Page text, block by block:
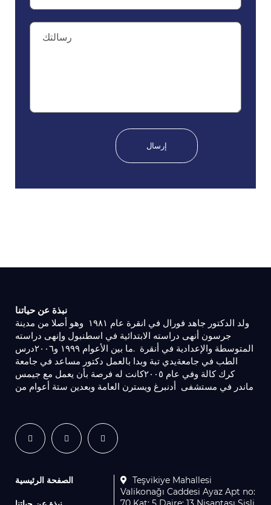
نبذة عن حياتنا
ولد الدكتور جاهد فورال في انقرة عام ١٩٨١ ‏وهو أصلا من مدينة
جرسون أنهى دراسته الابتدائية في اسطنبول وإنهى دراسته
المتوسطة والإعدادية في أنقرة ‏.ما بين الأعوام ١٩٩٩ و٢٠٠٦درس
الطب في جامعةيدي تبة وبدا بالعمل دكتور مساعد في جامعة
كرك كالة ‏وفي عام ٢٠٠٥كانت له فرصة بأن يعمل مع ‏جيمس
ماندر في مستشفى ‏أدنبرغ ويسترن العامة ‏وبعدين ستة أعوام من
الصفحة الرئيسية
Teşvikiye Mahallesi
Valikonağı Caddesi Ayaz Apt no: